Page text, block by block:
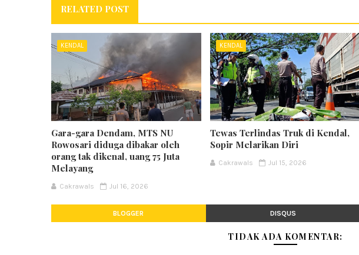
RELATED POST
KENDAL
Gara-gara Dendam, MTS NU
Rowosari diduga dibakar oleh
orang tak dikenal, uang 75 Juta
Melayang
Cakrawals Jul 16, 2026
KENDAL
Tewas Terlindas Truk di Kendal,
Sopir Melarikan Diri
Cakrawals Jul 15, 2026
BLOGGER DISQUS
TIDAK ADA KOMENTAR: